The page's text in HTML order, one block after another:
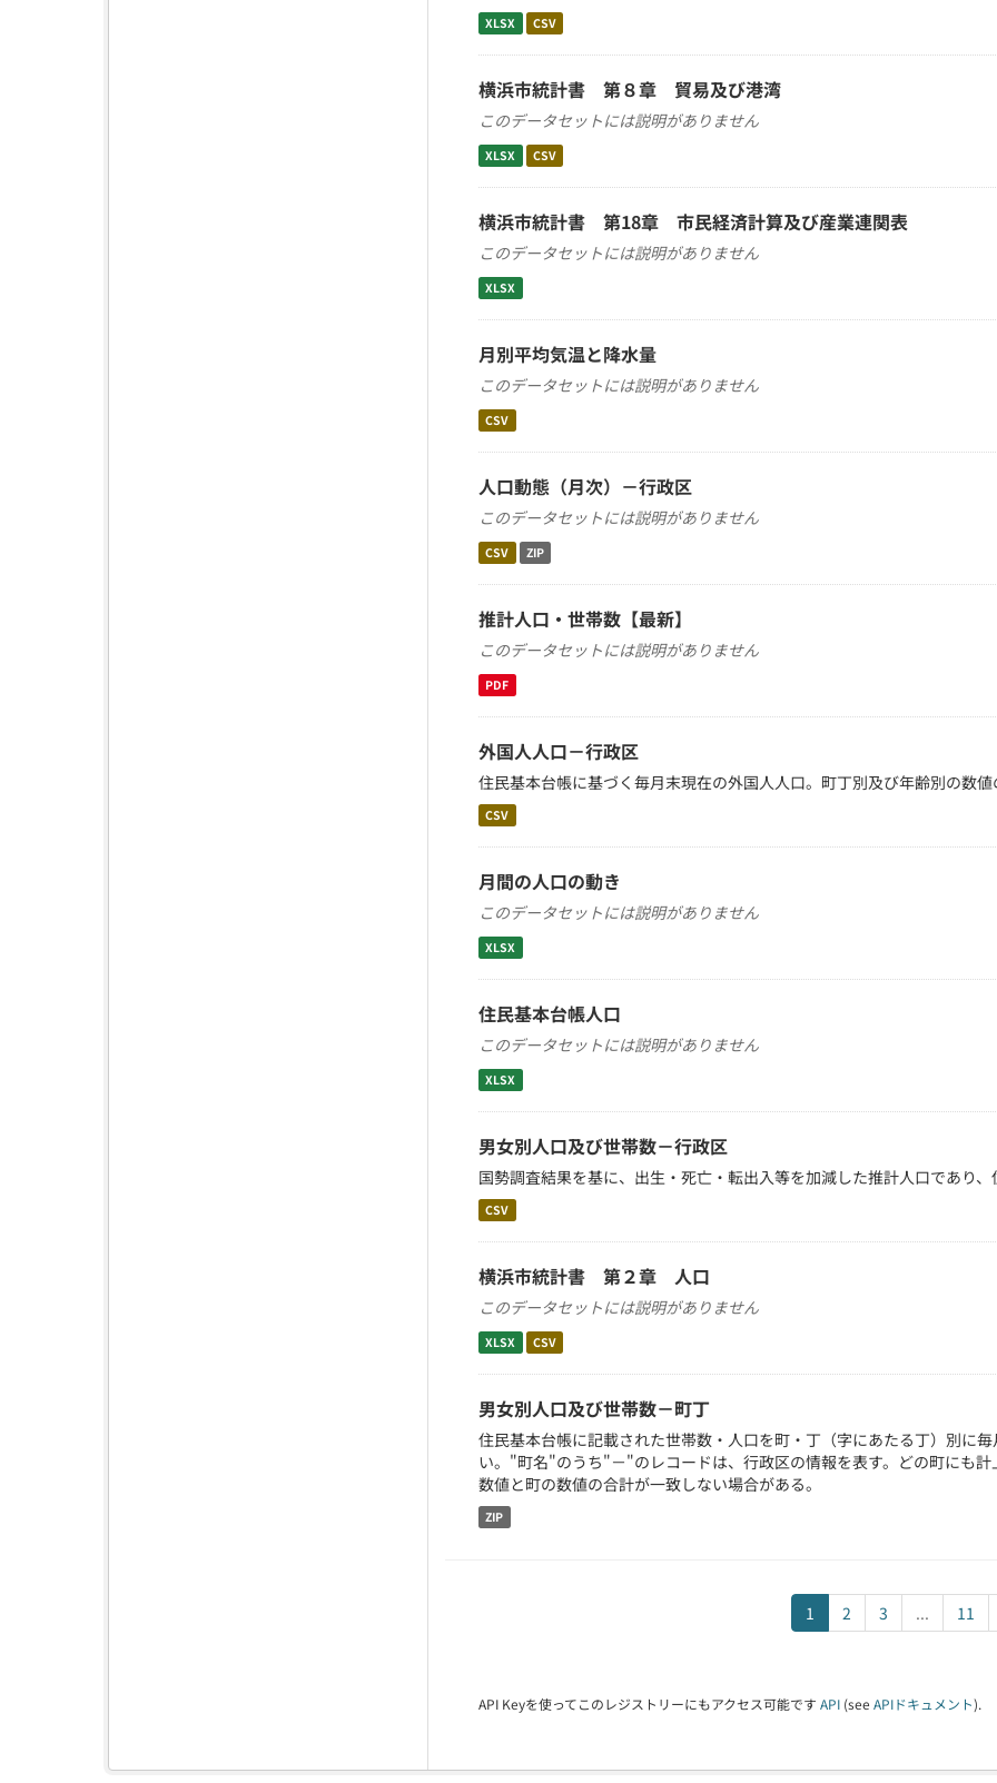
XLSX CSV
横浜市統計書 第８章 貿易及び港湾
このデータセットには説明がありません
XLSX CSV
横浜市統計書 第18章 市民経済計算及び産業連関表
このデータセットには説明がありません
XLSX
月別平均気温と降水量
このデータセットには説明がありません
CSV
人口動態（月次）－行政区
このデータセットには説明がありません
CSV ZIP
推計人口・世帯数【最新】
このデータセットには説明がありません
PDF
外国人人口－行政区
住民基本台帳に基づく毎月末現在の外国人人口。町丁別及び年齢別の数値
CSV
月間の人口の動き
このデータセットには説明がありません
XLSX
住民基本台帳人口
このデータセットには説明がありません
XLSX
男女別人口及び世帯数－行政区
国勢調査結果を基に、出生・死亡・転出入等を加減した推計人口であり
CSV
横浜市統計書 第２章 人口
このデータセットには説明がありません
XLSX CSV
男女別人口及び世帯数－町丁
住民基本台帳に記載された世帯数・人口を町・丁（字にあたる丁）別に
い。"町名"のうち"－"のレコードは、行政区の情報を表す。どの町にも
数値と町の数値の合計が一致しない場合がある。
ZIP
1 2 3 ... 11
API Keyを使ってこのレジストリーにもアクセス可能です API (see APIドキュメント).